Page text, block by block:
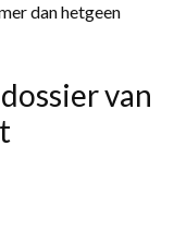
dan hetgeen
van